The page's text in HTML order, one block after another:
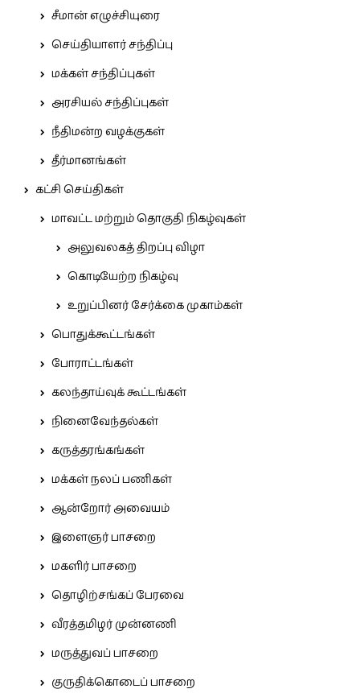
சீமான் எழுச்சியுரை
செய்தியாளர் சந்திப்பு
மக்கள் சந்திப்புகள்
அரசியல் சந்திப்புகள்
நீதிமன்ற வழக்குகள்
தீர்மானங்கள்
கட்சி செய்திகள்
மாவட்ட மற்றும் தொகுதி நிகழ்வுகள்
அலுவலகத் திறப்பு விழா
கொடியேற்ற நிகழ்வு
உறுப்பினர் சேர்க்கை முகாம்கள்
பொதுக்கூட்டங்கள்
போராட்டங்கள்
கலந்தாய்வுக் கூட்டங்கள்
நினைவேந்தல்கள்
கருத்தரங்கங்கள்
மக்கள் நலப் பணிகள்
ஆன்றோர் அவையம்
இளைஞர் பாசறை
மகளிர் பாசறை
தொழிற்சங்கப் பேரவை
வீரத்தமிழர் முன்னணி
மருத்துவப் பாசறை
குருதிக்கொடைப் பாசறை